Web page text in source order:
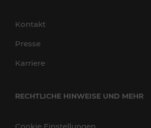
Kontakt
Presse
Karriere
RECHTLICHE HINWEISE UND MEHR